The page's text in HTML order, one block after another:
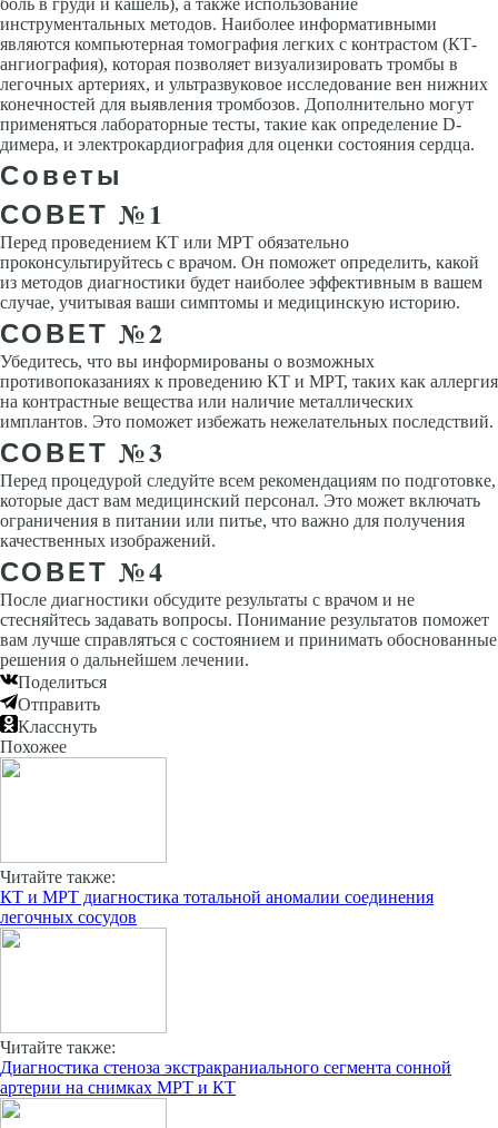
боль в груди и кашель), а также использование
инструментальных методов. Наиболее информативными
являются компьютерная томография легких с контрастом (КТ-
ангиография), которая позволяет визуализировать тромбы в
легочных артериях, и ультразвуковое исследование вен нижних
конечностей для выявления тромбозов. Дополнительно могут
применяться лабораторные тесты, такие как определение D-
димера, и электрокардиография для оценки состояния сердца.
Советы
СОВЕТ №1
Перед проведением КТ или МРТ обязательно
проконсультируйтесь с врачом. Он поможет определить, какой
из методов диагностики будет наиболее эффективным в вашем
случае, учитывая ваши симптомы и медицинскую историю.
СОВЕТ №2
Убедитесь, что вы информированы о возможных
противопоказаниях к проведению КТ и МРТ, таких как аллергия
на контрастные вещества или наличие металлических
имплантов. Это поможет избежать нежелательных последствий.
СОВЕТ №3
Перед процедурой следуйте всем рекомендациям по подготовке,
которые даст вам медицинский персонал. Это может включать
ограничения в питании или питье, что важно для получения
качественных изображений.
СОВЕТ №4
После диагностики обсудите результаты с врачом и не
стесняйтесь задавать вопросы. Понимание результатов поможет
вам лучше справляться с состоянием и принимать обоснованные
решения о дальнейшем лечении.
Поделиться
Отправить
Класснуть
Похожее
Читайте также:
КТ и МРТ диагностика тотальной аномалии соединения
легочных сосудов
Читайте также:
Диагностика стеноза экстракраниального сегмента сонной
артерии на снимках МРТ и КТ